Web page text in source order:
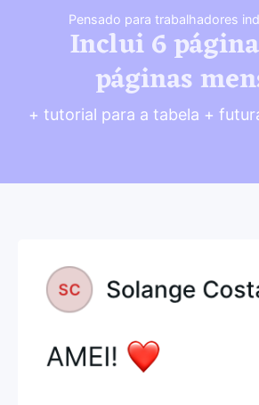
Pensado para trabalhadores
Inclui 6
páginas
+ tutorial para a tabela +